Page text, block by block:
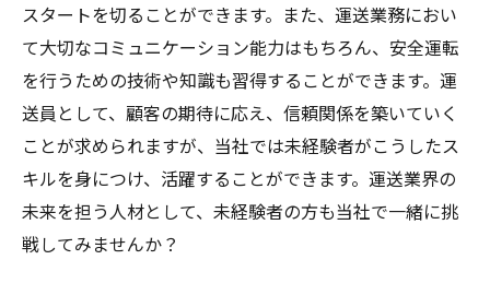
スタートを切ることができます。また、運送業務におい
て大切なコミュニケーション能力はもちろん、安全運転
を行うための技術や知識も習得することができます。運
送員として、顧客の期待に応え、信頼関係を築いていく
ことが求められますが、当社では未経験者がこうしたス
キルを身につけ、活躍することができます。運送業界の
未来を担う人材として、未経験者の方も当社で一緒に挑
戦してみませんか？